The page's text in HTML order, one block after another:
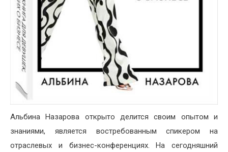
Альбина Назарова открыто делится своим опытом и
знаниями, является востребованным спикером на
отраслевых и бизнес-конференциях. На сегодняшний